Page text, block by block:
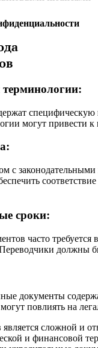
терминологии:
могут привести
с
сроки:
часто
должны
документы
повлиять на
сложной и
и финансовой